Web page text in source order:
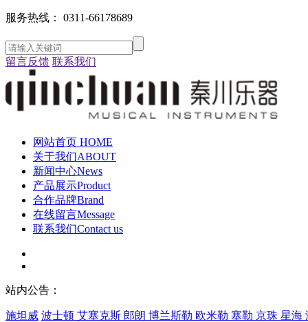
服务热线： 0311-66178689
留言反馈 联系我们
网站首页 HOME
关于我们ABOUT
新闻中心News
产品展示Product
合作品牌Brand
在线留言Message
联系我们Contact us
站内公告：
施坦威 波士顿 艾塞克斯 郎朗 博兰斯勒 欧米勒 塞勒 京珠 星海